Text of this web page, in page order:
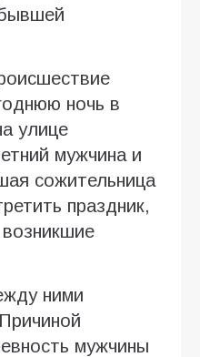
ночь в
улице
мужчина и
сожительница
праздник,
ними
мужчины